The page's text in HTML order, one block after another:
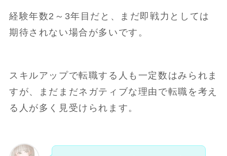
経験年数2～3年目だと、まだ即戦力としては
期待されない場合が多いです。
スキルアップで転職する人も一定数はみられま
すが、まだまだネガティブな理由で転職を考え
る人が多く見受けられます。